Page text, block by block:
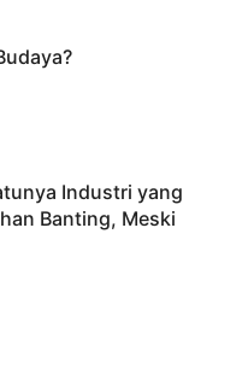
Industri yang
Banting, Meski